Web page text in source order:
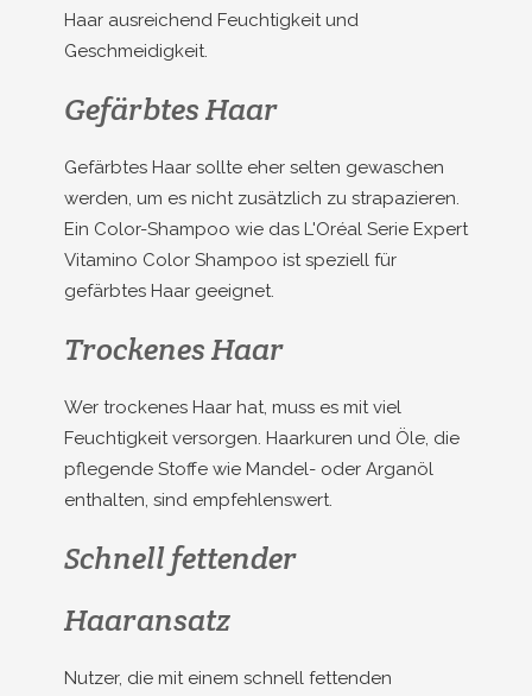
Haar ausreichend Feuchtigkeit und
Geschmeidigkeit.
Gefärbtes Haar
Gefärbtes Haar sollte eher selten gewaschen
werden, um es nicht zusätzlich zu strapazieren.
Ein Color-Shampoo wie das L'Oréal Serie Expert
Vitamino Color Shampoo ist speziell für
gefärbtes Haar geeignet.
Trockenes Haar
Wer trockenes Haar hat, muss es mit viel
Feuchtigkeit versorgen. Haarkuren und Öle, die
pflegende Stoffe wie Mandel- oder Arganöl
enthalten, sind empfehlenswert.
Schnell fettender
Haaransatz
Nutzer, die mit einem schnell fettenden